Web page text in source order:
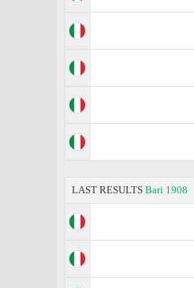
LAST RESULTS Bari 1908